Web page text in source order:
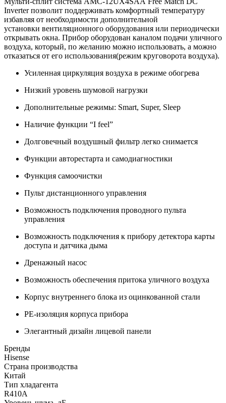
Inverter позволит поддерживать комфортный температуру
избавляя от необходимости дополнительной
установки вентиляционного оборудования или периодически
открывать окна. Прибор оборудован каналом подачи уличного
воздуха, который, по желанию можно использовать, а можно
отказаться от его использования(режим круговорота воздуха).
Усиленная циркуляция воздуха в режиме обогрева
Низкий уровень шумовой нагрузки
Дополнительные режимы: Smart, Super, Sleep
Наличие функции “I feel”
Долговечный воздушный фильтр легко снимается
Функции авторестарта и самодиагностики
Функция самоочистки
Пульт дистанционного управления
Возможность подключения проводного пульта
управления
Возможность подключения к прибору детектора карты
доступа и датчика дыма
Дренажный насос
Возможность обеспечения притока уличного воздуха
Корпус внутреннего блока из оцинкованной стали
PE-изоляция корпуса прибора
Элегантный дизайн лицевой панели
Бренды
Hisense
Страна производства
Китай
Тип хладагента
R410A